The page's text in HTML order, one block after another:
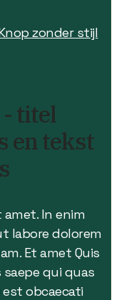
zonder stijl
titel
en tekst
In enim
labore dolorem
Et amet Quis
qui quas
obcaecati